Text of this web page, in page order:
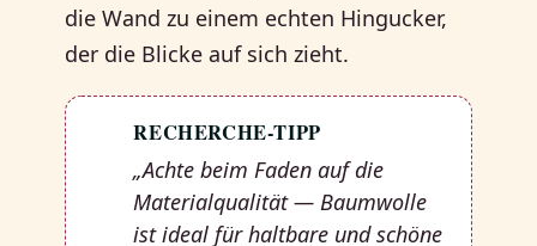
die Wand zu einem echten Hingucker,
der die Blicke auf sich zieht.
RECHERCHE-TIPP
„Achte beim Faden auf die
Materialqualität — Baumwolle
ist ideal für haltbare und schöne